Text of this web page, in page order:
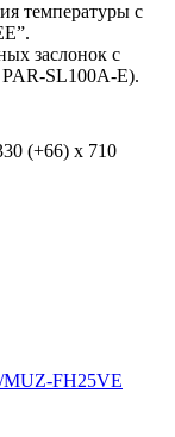
температуры с
заслонок с
SL100A-E).
(+66) x 710